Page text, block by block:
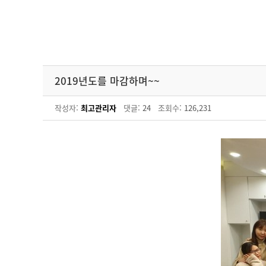
2019년도를 마감하며~~
작성자: 최고관리자 댓글: 24 조회수: 126,231